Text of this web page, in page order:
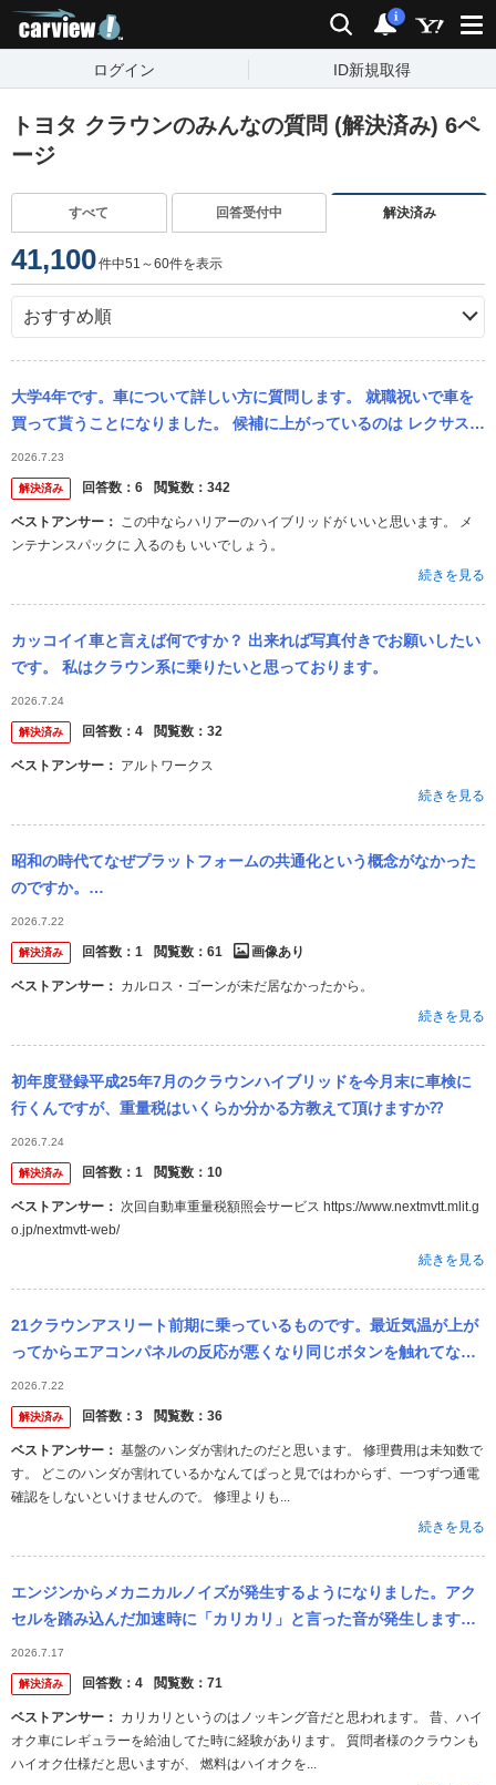
検索 通知
i
ログイン ID新規取得
トヨタ クラウンのみんなの質問 (解決済み) 6ペ
ージ
すべて 回答受付中 解決済み
41,100件中51～60件を表示
大学4年です。車について詳しい方に質問します。 就職祝いで車を
買って貰うことになりました。 候補に上がっているのは レクサス L
BX トヨタ 86 トヨタ ハリアー マツダ CX5new フォ...
2026.7.23
解決済み 回答数： 6 閲覧数： 342
ベストアンサー：
ンテナンスパックに 入るのも いいでしょう。
続きを見る
カッコイイ車と言えば何ですか？ 出来れば写真付きでお願いしたい
です。 私はクラウン系に乗りたいと思っております。
2026.7.24
解決済み 回答数： 4 閲覧数： 32
ベストアンサー： アルトワークス
続きを見る
昭和の時代てなぜプラットフォームの共通化という概念がなかった
のですか。
・・・・・・・・・・・・・・・・・・・・・・・・・・・・・・・
例えば日産のＬ型エンジンをマウントしたセドリックとフ...
2026.7.22
解決済み 回答数： 1 閲覧数： 61 画像あり
ベストアンサー： カルロス・ゴーンが未だ居なかったから。
続きを見る
初年度登録平成25年7月のクラウンハイブリッドを今月末に車検に
行くんですが、重量税はいくらか分かる方教えて頂けますか⁇
2026.7.24
解決済み 回答数： 1 閲覧数： 10
ベストアンサー：
o.jp/nextmvtt-web/
続きを見る
21クラウンアスリート前期に乗っているものです。最近気温が上が
ってからエアコンパネルの反応が悪くなり同じボタンを触れてない
のに連打したりエアコンボタンを押しても反応しません。 これは故
障ですかね？ 修
2026.7.22
解決済み 回答数： 3 閲覧数： 36
ベストアンサー：
す。 どこのハンダが割れているかなんてぱっと見ではわからず、一つずつ通電
確認をしないといけませんので。 修理よりも...
続きを見る
エンジンからメカニカルノイズが発生するようになりました。アク
セルを踏み込んだ加速時に「カリカリ」と言った音が発生します
が、原因や直す方法はないですか？ アイドリングや低速走行では全
く聞こえません...
2026.7.17
解決済み 回答数： 4 閲覧数： 71
ベストアンサー：
オク車にレギュラーを給油してた時に経験があります。 質問者様のクラウンも
ハイオク仕様だと思いますが、 燃料はハイオクを...